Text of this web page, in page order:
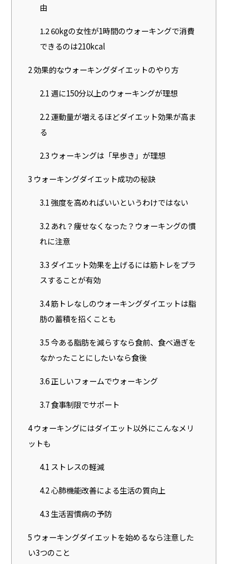
由
1.260kgの女性が1時間のウォーキングで消費
できるのは210kcal
2効果的なウォーキングダイエットのやり方
2.1 週に150分以上のウォーキングが理想
2.2運動量が増えるほどダイエット効果が高ま
る
2.3 ウォーキングは「早歩き」が理想
3 ウォーキングダイエット成功の秘訣
3.1強度を高めればいいというわけではない
3.2あれ？痩せなくなった？ウォーキングの慣
れに注意
3.3 ダイエット効果を上げるには筋トレをプラ
スすることが有効
3.4筋トレなしのウォーキングダイエットは脂
肪の蓄積を招くことも
3.5今ある脂肪を減らすなら食前、食べ過ぎを
なかったことにしたいなら食後
3.6正しいフォームでウォーキング
3.7食事制限でサポート
4ウォーキングにはダイエット以外にこんなメリ
ットも
4.1 ストレスの軽減
4.2心肺機能改善による生活の質向上
4.3 生活習慣病の予防
5 ウォーキングダイエットを始めるなら注意した
い3つのこと